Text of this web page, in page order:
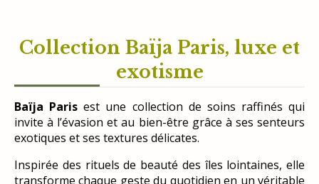
Collection Baïja Paris, luxe et
exotisme
Baïja Paris est une collection de soins raffinés qui
invite à l’évasion et au bien-être grâce à ses senteurs
exotiques et ses textures délicates.
Inspirée des rituels de beauté des îles lointaines, elle
transforme chaque geste du quotidien en un véritable